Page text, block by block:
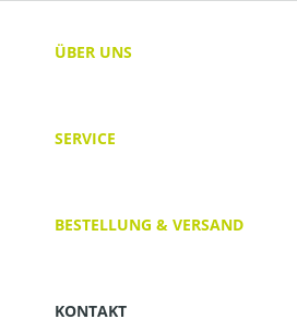
ÜBER UNS
SERVICE
BESTELLUNG & VERSAND
KONTAKT